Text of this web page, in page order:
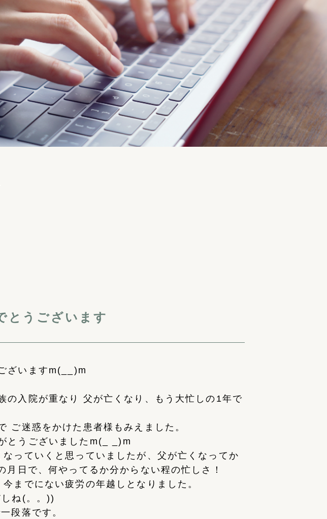
とうございます
ざいますm(__)m
の入院が重なり 父が亡くなり、もう大忙しの1年で
ご迷惑をかけた患者様もみえました。
とうございましたm(_ _)m
なっていくと思っていましたが、父が亡くなってか
月日で、何やってるか分からない程の忙しさ！
までにない疲労の年越しとなりました。
ね(。。))
段落です。